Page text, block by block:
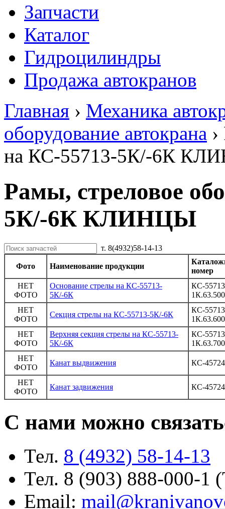
Запчасти
Каталог
Гидроцилиндры
Продажа автокранов
Главная › Механика
оборудование автокрана ›
на КС-55713-5К/-6К
Рамы, стреловое
5К/-6К КЛИНЦЫ
т. 8(4932)58-14-13
Фото Наименование продукции
номер
НЕТ
ФОТО
Основание стрелы на КС-55713-
5К/-6К
КС-
1К.63.500
НЕТ
ФОТО
Секция стрелы на КС-55713-5К/-6К
КС-
1К.63.600
НЕТ
ФОТО
Верхняя секция стрелы на КС-55713-
5К/-6К
КС-
1К.63.700
НЕТ
ФОТО
Канат выдвижения КС-
НЕТ
ФОТО
Канат задвижения КС-
С нами можно
Тел. 8 (4932) 58-14-13
Тел. 8 (903) 888-000-1
Email: